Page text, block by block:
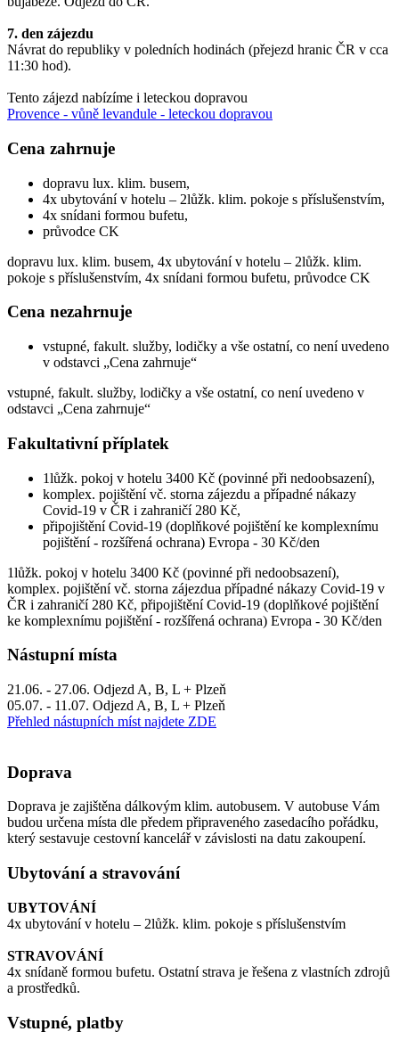
7. den zájezdu
Návrat do republiky v poledních hodinách (přejezd hranic ČR v cca
11:30 hod).
Tento zájezd nabízíme i leteckou dopravou
Provence - vůně levandule - leteckou dopravou
Cena zahrnuje
dopravu lux. klim. busem,
4x ubytování v hotelu – 2lůžk. klim. pokoje s příslušenstvím,
4x snídani formou bufetu,
průvodce CK
dopravu lux. klim. busem, 4x ubytování v hotelu – 2lůžk. klim.
pokoje s příslušenstvím, 4x snídani formou bufetu, průvodce CK
Cena nezahrnuje
vstupné, fakult. služby, lodičky a vše ostatní, co není uvedeno
v odstavci „Cena zahrnuje“
vstupné, fakult. služby, lodičky a vše ostatní, co není uvedeno v
odstavci „Cena zahrnuje“
Fakultativní příplatek
1lůžk. pokoj v hotelu 3400 Kč (povinné při nedoobsazení),
komplex. pojištění vč. storna zájezdu a případné nákazy
Covid-19 v ČR i zahraničí 280 Kč,
připojištění Covid-19 (doplňkové pojištění ke komplexnímu
pojištění - rozšířená ochrana) Evropa - 30 Kč/den
1lůžk. pokoj v hotelu 3400 Kč (povinné při nedoobsazení),
komplex. pojištění vč. storna zájezdua případné nákazy Covid-19 v
ČR i zahraničí 280 Kč, připojištění Covid-19 (doplňkové pojištění
ke komplexnímu pojištění - rozšířená ochrana) Evropa - 30 Kč/den
Nástupní místa
21.06. - 27.06. Odjezd A, B, L + Plzeň
05.07. - 11.07. Odjezd A, B, L + Plzeň
Přehled nástupních míst najdete ZDE
Doprava
Doprava je zajištěna dálkovým klim. autobusem. V autobuse Vám
budou určena místa dle předem připraveného zasedacího pořádku,
který sestavuje cestovní kancelář v závislosti na datu zakoupení.
Ubytování a stravování
UBYTOVÁNÍ
4x ubytování v hotelu – 2lůžk. klim. pokoje s příslušenstvím
STRAVOVÁNÍ
4x snídaně formou bufetu. Ostatní strava je řešena z vlastních zdrojů
a prostředků.
Vstupné, platby